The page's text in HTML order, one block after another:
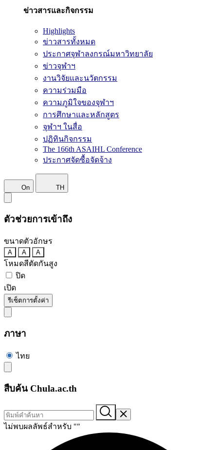
ข่าวสารและกิจกรรม
Highlights
ข่าวสารทั้งหมด
ประกาศจุฬาลงกรณ์มหาวิทยาลัย
ข่าวจุฬาฯ
งานวิจัยและนวัตกรรม
ความร่วมมือ
ความภูมิใจของจุฬาฯ
การศึกษาและหลักสูตร
จุฬาฯ ในสื่อ
ปฏิทินกิจกรรม
The 166th ASAIHL Conference
ประกาศจัดซื้อจัดจ้าง
On TH
ตัวช่วยการเข้าถึง
ขนาดตัวอักษร
A A A
โหมดสีตัดกันสูง
ปิด
เปิด
รีเซ็ตการตั้งค่า
ภาษา
ไทย
สืบค้น Chula.ac.th
ไม่พบผลลัพธ์สำหรับ ""